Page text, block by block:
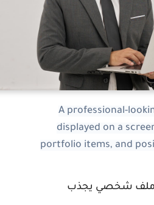
A professional-
displayed on a
portfolio items, and
شخصي يجذب